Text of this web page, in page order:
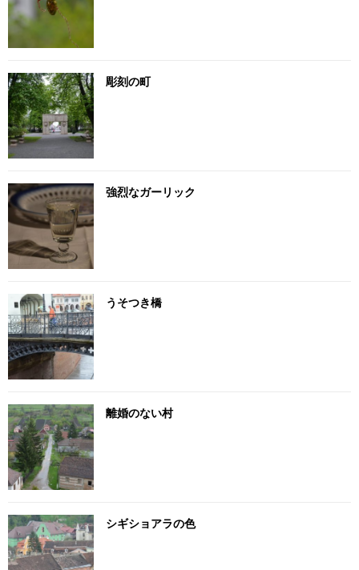
彫刻の町
強烈なガーリック
うそつき橋
離婚のない村
シギショアラの色